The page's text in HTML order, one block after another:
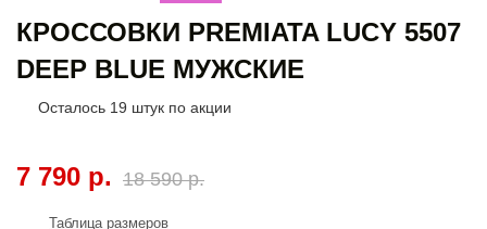
КРОССОВКИ PREMIATA LUCY 5507
DEEP BLUE МУЖСКИЕ
Осталось 19 штук по акции
7 790 р. 18 590 р.
Таблица размеров